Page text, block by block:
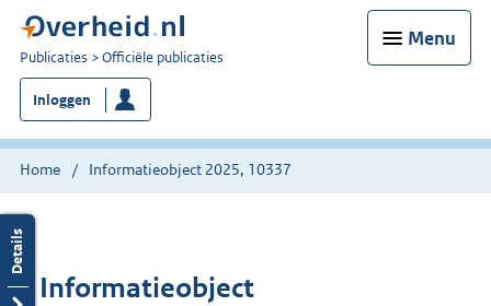
Menu
U
bent
nu
hier:
Publicaties Officiële publicaties
Inloggen
Home Informatieobject 2025, 10337
Informatieobject